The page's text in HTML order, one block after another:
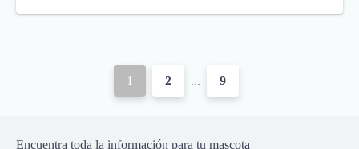
1 2 … 9
Encuentra toda la información para tu mascota